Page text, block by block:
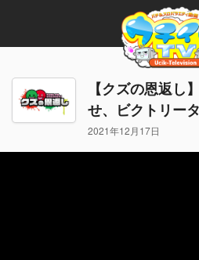
【クズの恩返し
せ、ビクトリー
2021年12月17日